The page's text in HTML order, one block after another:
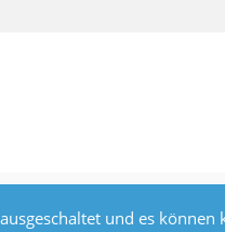
und es